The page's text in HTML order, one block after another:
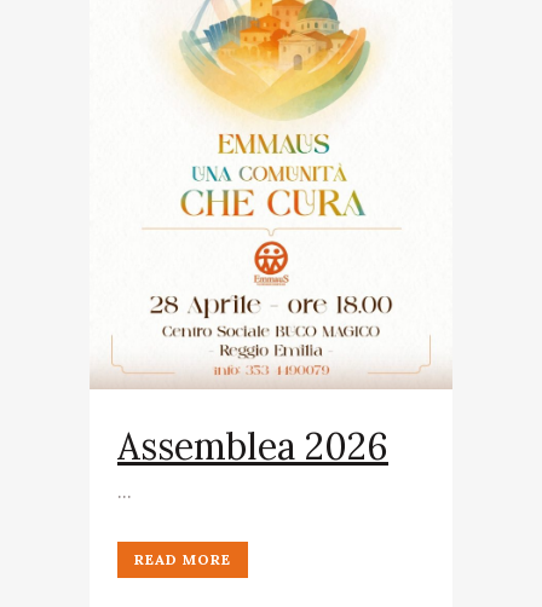
Assemblea 2026
...
READ MORE